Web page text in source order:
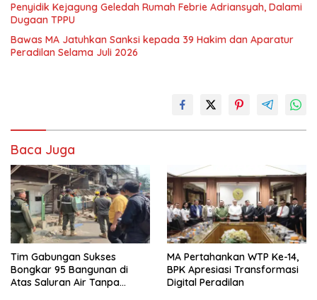
Penyidik Kejagung Geledah Rumah Febrie Adriansyah, Dalami
Dugaan TPPU
Bawas MA Jatuhkan Sanksi kepada 39 Hakim dan Aparatur
Peradilan Selama Juli 2026
Baca Juga
Tim Gabungan Sukses
Bongkar 95 Bangunan di
Atas Saluran Air Tanpa
MA Pertahankan WTP Ke-14,
BPK Apresiasi Transformasi
Digital Peradilan